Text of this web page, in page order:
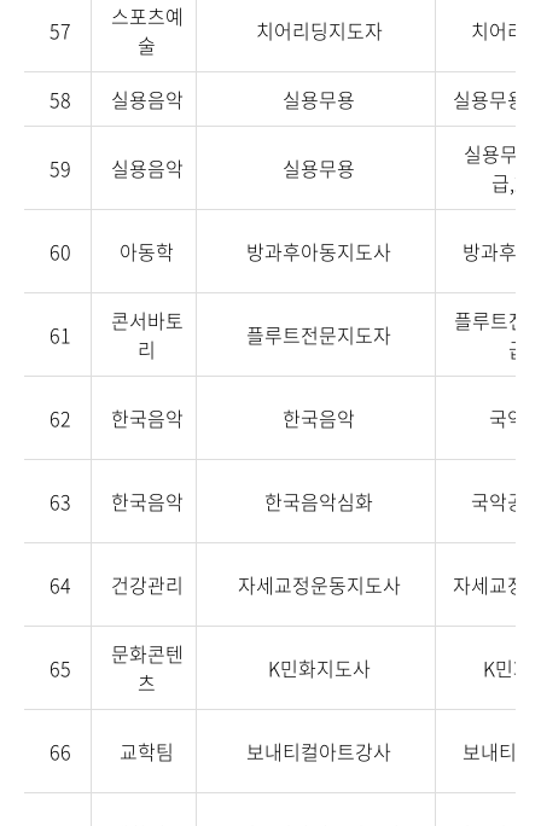
57
스포츠예
술
치어리딩지도자 치어리
58 실용음악 실용무용 실용무용
59 실용음악 실용무용
실용무
급,2
60 아동학 방과후아동지도사 방과후
61
콘서바토
리
플루트전문지도자
플루트전
급
62 한국음악 한국음악 국악
63 한국음악 한국음악심화 국악공
64 건강관리 자세교정운동지도사 자세교정
65
문화콘텐
츠
K민화지도사 K민화
66 교학팀 보내티컬아트강사 보내티